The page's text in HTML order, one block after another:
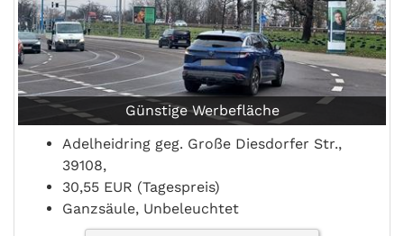
Günstige Werbefläche
Adelheidring geg. Große Diesdorfer Str.,
39108,
30,55 EUR (Tagespreis)
Ganzsäule, Unbeleuchtet